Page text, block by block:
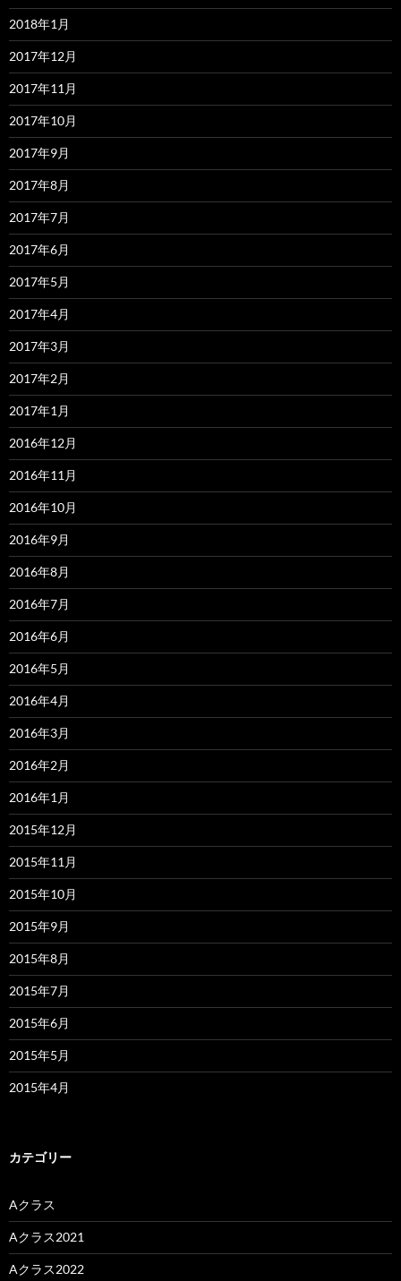
2018年1月
2017年12月
2017年11月
2017年10月
2017年9月
2017年8月
2017年7月
2017年6月
2017年5月
2017年4月
2017年3月
2017年2月
2017年1月
2016年12月
2016年11月
2016年10月
2016年9月
2016年8月
2016年7月
2016年6月
2016年5月
2016年4月
2016年3月
2016年2月
2016年1月
2015年12月
2015年11月
2015年10月
2015年9月
2015年8月
2015年7月
2015年6月
2015年5月
2015年4月
カテゴリー
Aクラス
Aクラス2021
Aクラス2022